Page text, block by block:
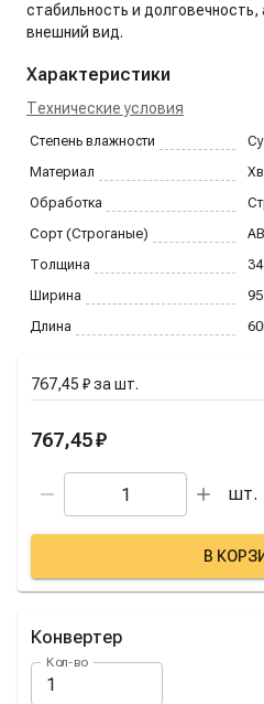
стабильность и долговечность,
внешний вид.
Характеристики
Технические условия
Степень влажности
Материал
Обработка
Сорт (Строганые)
AB
Толщина
34
Ширина
95
Длина
767,45 ₽за шт.
767,45 ₽
шт.
В
Конвертер
Кол-во